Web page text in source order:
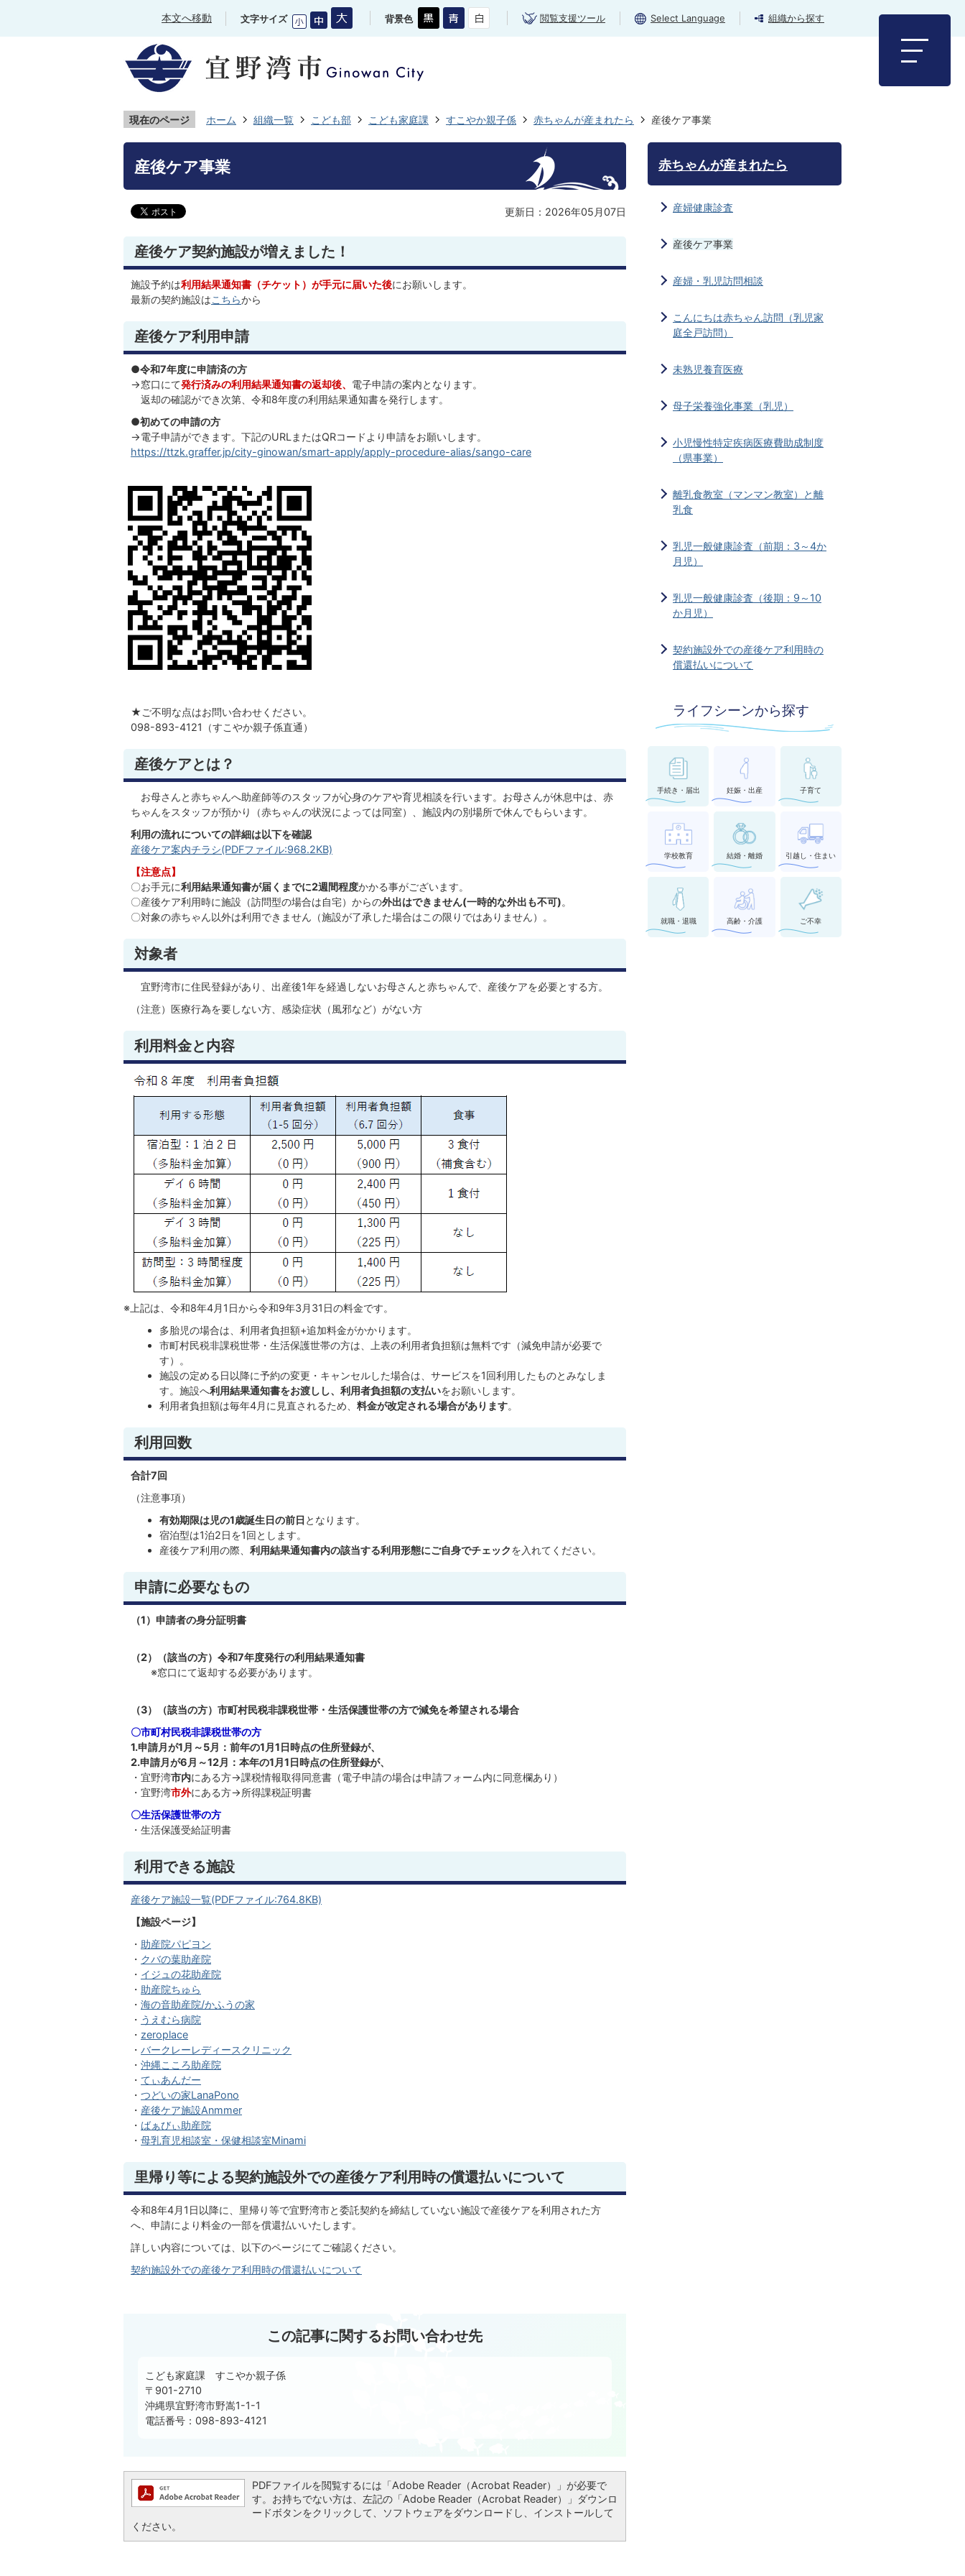
本文へ移動 文字サイズ 背景色 閲覧支援ツール Select Language 組織から探す
現在のページ ホーム 組織一覧 こども部 こども家庭課 すこやか親子係 赤ちゃんが産まれたら 産後ケア事業
産後ケア事業
更新日：2026年05月07日
産後ケア契約施設が増えました！
施設予約は利用結果通知書（チケット）が手元に届いた後にお願いします。
最新の契約施設はこちらから
産後ケア利用申請
●令和7年度に申請済の方
→窓口にて発行済みの利用結果通知書の返却後、 電子申請の案内となります。
返却の確認ができ次第、令和8年度の利用結果通知書を発行します。
●初めての申請の方
→電子申請ができます。下記のURLまたはQRコードより申請をお願いします。
https://ttzk.graffer.jp/city-ginowan/smart-apply/apply-procedure-alias/sango-care
★ご不明な点はお問い合わせください。
098-893-4121（すこやか親子係直通）
産後ケアとは？
お母さんと赤ちゃんへ助産師等のスタッフが心身のケアや育児相談を行います。お母さんが休息中は、赤
ちゃんをスタッフが預かり（赤ちゃんの状況によっては同室）、施設内の別場所で休んでもらいます。
利用の流れについての詳細は以下を確認
産後ケア案内チラシ(PDFファイル:968.2KB)
【注意点】
〇お手元に利用結果通知書が届くまでに2週間程度かかる事がございます。
〇産後ケア利用時に施設（訪問型の場合は自宅）からの外出はできません(一時的な外出も不可)。
〇対象の赤ちゃん以外は利用できません（施設が了承した場合はこの限りではありません）。
対象者
宜野湾市に住民登録があり、出産後1年を経過しないお母さんと赤ちゃんで、産後ケアを必要とする方。
（注意）医療行為を要しない方、感染症状（風邪など）がない方
利用料金と内容
※上記は、令和8年4月1日から令和9年3月31日の料金です。
多胎児の場合は、利用者負担額+追加料金がかかります。
市町村民税非課税世帯・生活保護世帯の方は、上表の利用者負担額は無料です（減免申請が必要で
す）。
施設の定める日以降に予約の変更・キャンセルした場合は、サービスを1回利用したものとみなしま
す。施設へ利用結果通知書をお渡しし、利用者負担額の支払いをお願いします。
利用者負担額は毎年4月に見直されるため、料金が改定される場合があります。
利用回数
合計7回
（注意事項）
有効期限は児の1歳誕生日の前日 となります。
宿泊型は1泊2日を1回とします。
産後ケア利用の際、利用結果通知書内の該当する利用形態にご自身でチェックを入れてください。
申請に必要なもの
（1）申請者の身分証明書
（2）（該当の方）令和7年度発行の利用結果通知書
※窓口にて返却する必要があります。
（3）（該当の方）市町村民税非課税世帯・生活保護世帯の方で減免を希望される場合
〇市町村民税非課税世帯の方
1.申請月が1月～5月：前年の1月1日時点の住所登録が、
2.申請月が6月～12月：本年の1月1日時点の住所登録が、
・宜野湾市内にある方→課税情報取得同意書（電子申請の場合は申請フォーム内に同意欄あり）
・宜野湾市外にある方→所得課税証明書
〇生活保護世帯の方
・生活保護受給証明書
利用できる施設
産後ケア施設一覧(PDFファイル:764.8KB)
【施設ページ】
・ 助産院パピヨン
・ クバの葉助産院
・ イジュの花助産院
・ 助産院ちゅら
・ 海の音助産院/かふうの家
・ うえむら病院
・ zeroplace
・ バークレーレディースクリニック
・ 沖縄こころ助産院
・ てぃあんだー
・ つどいの家LanaPono
・ 産後ケア施設Anmmer
・ ばぁびぃ助産院
・ 母乳育児相談室・保健相談室Minami
里帰り等による契約施設外での産後ケア利用時の償還払いについて
令和8年4月1日以降に、里帰り等で宜野湾市と委託契約を締結していない施設で産後ケアを利用された方
へ、申請により料金の一部を償還払いいたします。
詳しい内容については、以下のページにてご確認ください。
契約施設外での産後ケア利用時の償還払いについて
この記事に関するお問い合わせ先
こども家庭課 すこやか親子係
〒901-2710
沖縄県宜野湾市野嵩1-1-1
電話番号：098-893-4121
PDFファイルを閲覧するには「Adobe Reader（Acrobat Reader）」が必要で
す。お持ちでない方は、左記の「Adobe Reader（Acrobat Reader）」ダウンロ
ードボタンをクリックして、ソフトウェアをダウンロードし、インストールして
ください。
赤ちゃんが産まれたら
産婦健康診査
産後ケア事業
産婦・乳児訪問相談
こんにちは赤ちゃん訪問（乳児家
庭全戸訪問）
未熟児養育医療
母子栄養強化事業（乳児）
小児慢性特定疾病医療費助成制度
（県事業）
離乳食教室（マンマン教室）と離
乳食
乳児一般健康診査（前期：3～4か
月児）
乳児一般健康診査（後期：9～10
か月児）
契約施設外での産後ケア利用時の
償還払いについて
ライフシーンから探す
手続き・届出 妊娠・出産 子育て
学校教育 結婚・離婚 引越し・住まい
就職・退職 高齢・介護 ご不幸